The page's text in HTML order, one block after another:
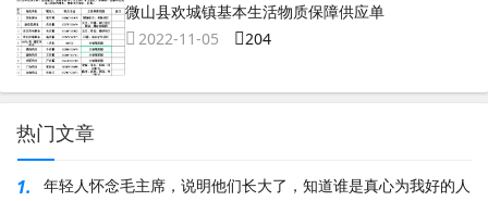
微山县欢城镇基本生活物质保障供应单
2022-11-05
204
热门文章
1. 年轻人怀念毛主席，说明他们长大了，知道谁是真心为我好的人